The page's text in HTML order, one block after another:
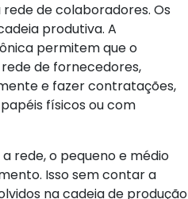
de colaboradores. Os
produtiva. A
permitem que o
de fornecedores,
e fazer contratações,
físicos ou com
rede, o pequeno e médio
Isso sem contar a
na cadeia de produção